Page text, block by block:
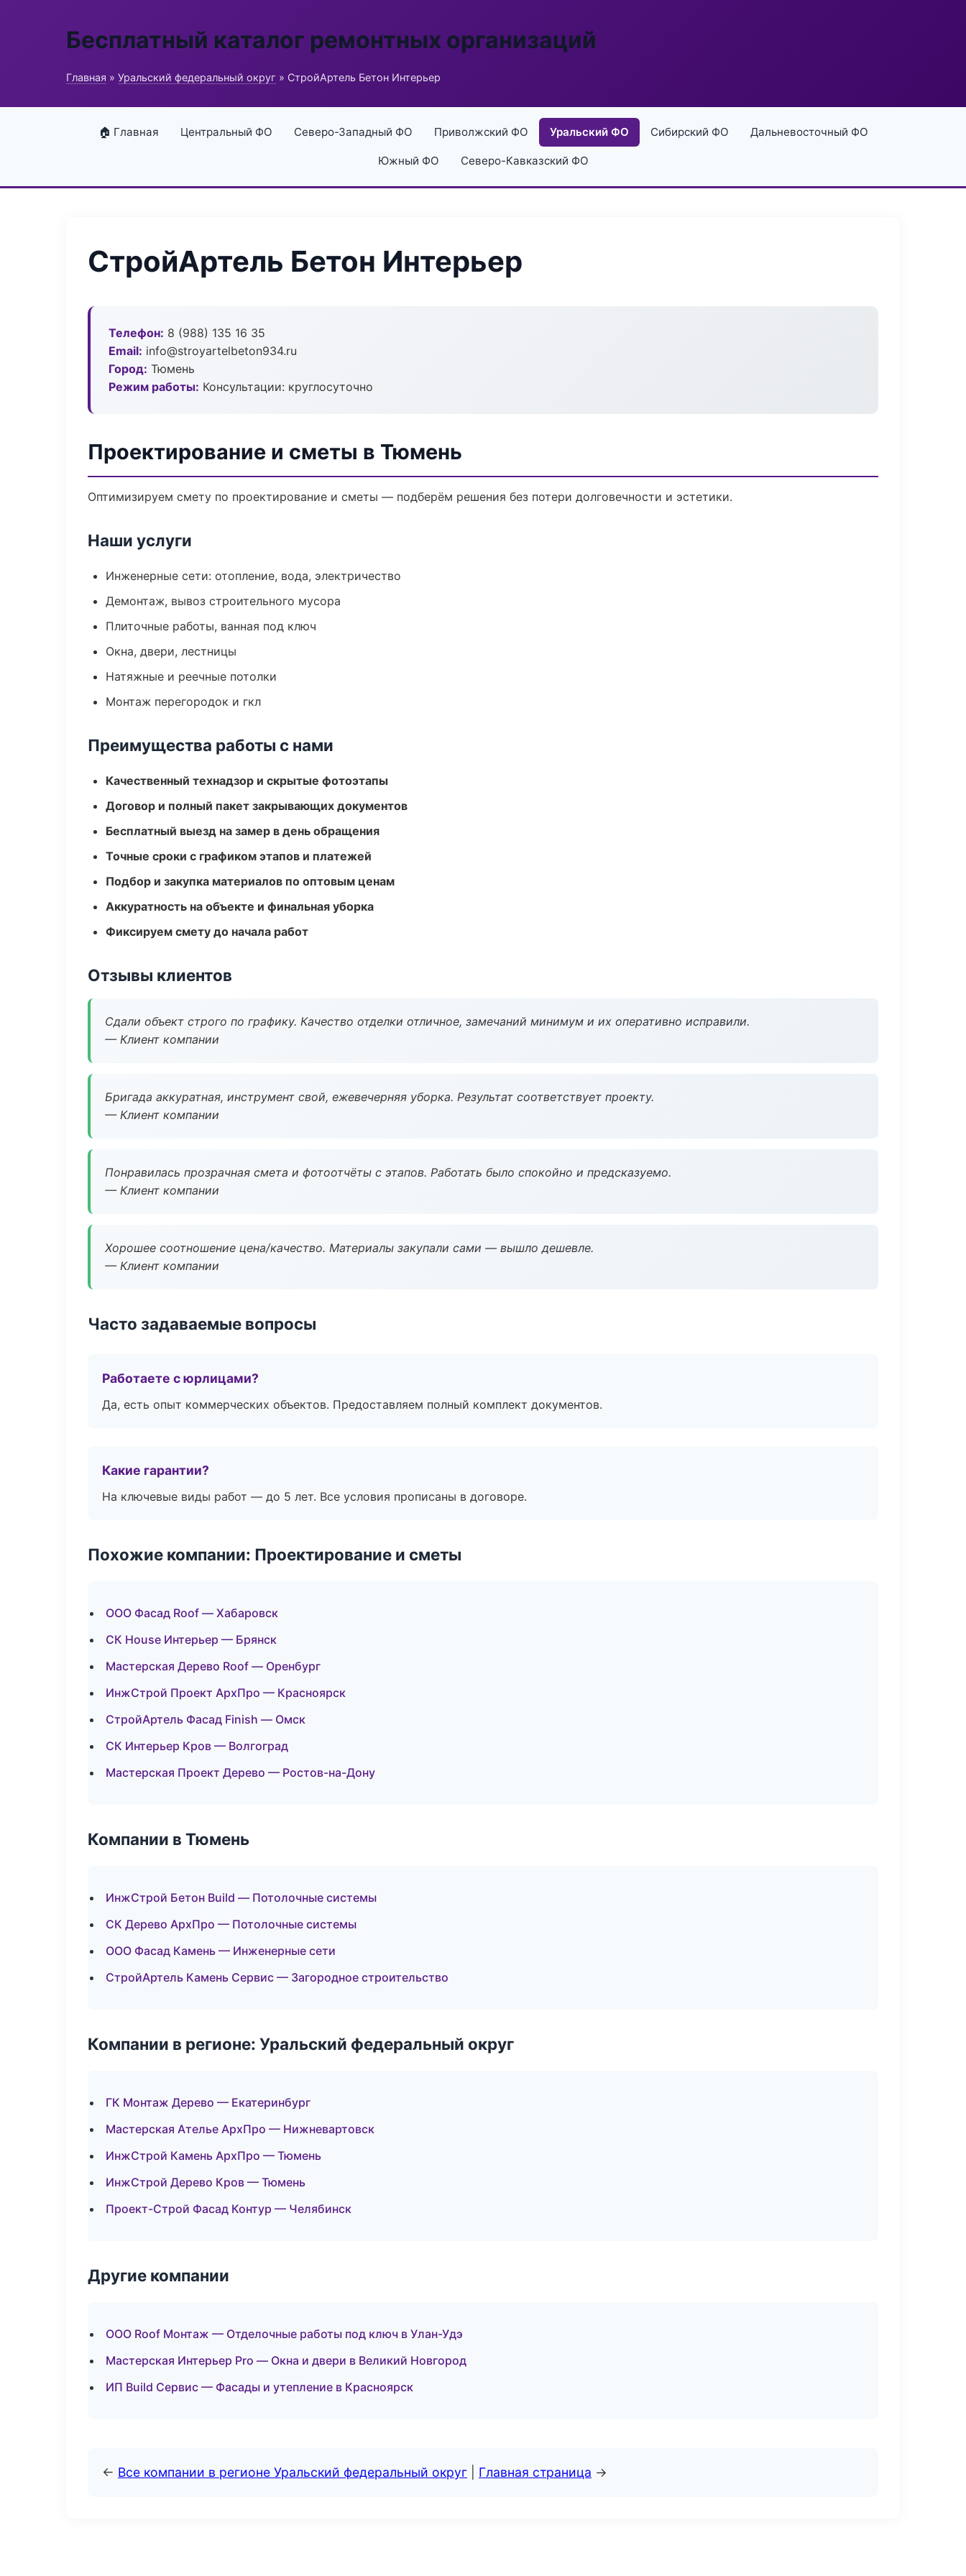
Бесплатный каталог ремонтных организаций
Главная » Уральский федеральный округ » СтройАртель Бетон Интерьер
🏠 Главная Центральный ФО Северо-Западный ФО Приволжский ФО Уральский ФО Сибирский ФО Дальневосточный ФО
Южный ФО Северо-Кавказский ФО
СтройАртель Бетон Интерьер
Телефон: 8 (988) 135 16 35
Email: info@stroyartelbeton934.ru
Город: Тюмень
Режим работы: Консультации: круглосуточно
Проектирование и сметы в Тюмень
Оптимизируем смету по проектирование и сметы — подберём решения без потери долговечности и эстетики.
Наши услуги
Инженерные сети: отопление, вода, электричество
Демонтаж, вывоз строительного мусора
Плиточные работы, ванная под ключ
Окна, двери, лестницы
Натяжные и реечные потолки
Монтаж перегородок и гкл
Преимущества работы с нами
Качественный технадзор и скрытые фотоэтапы
Договор и полный пакет закрывающих документов
Бесплатный выезд на замер в день обращения
Точные сроки с графиком этапов и платежей
Подбор и закупка материалов по оптовым ценам
Аккуратность на объекте и финальная уборка
Фиксируем смету до начала работ
Отзывы клиентов
Сдали объект строго по графику. Качество отделки отличное, замечаний минимум и их оперативно исправили.
— Клиент компании
Бригада аккуратная, инструмент свой, ежевечерняя уборка. Результат соответствует проекту.
— Клиент компании
Понравилась прозрачная смета и фотоотчёты с этапов. Работать было спокойно и предсказуемо.
— Клиент компании
Хорошее соотношение цена/качество. Материалы закупали сами — вышло дешевле.
— Клиент компании
Часто задаваемые вопросы
Работаете с юрлицами?
Да, есть опыт коммерческих объектов. Предоставляем полный комплект документов.
Какие гарантии?
На ключевые виды работ — до 5 лет. Все условия прописаны в договоре.
Похожие компании: Проектирование и сметы
ООО Фасад Roof — Хабаровск
СК House Интерьер — Брянск
Мастерская Дерево Roof — Оренбург
ИнжСтрой Проект АрхПро — Красноярск
СтройАртель Фасад Finish — Омск
СК Интерьер Кров — Волгоград
Мастерская Проект Дерево — Ростов-на-Дону
Компании в Тюмень
ИнжСтрой Бетон Build — Потолочные системы
СК Дерево АрхПро — Потолочные системы
ООО Фасад Камень — Инженерные сети
СтройАртель Камень Сервис — Загородное строительство
Компании в регионе: Уральский федеральный округ
ГК Монтаж Дерево — Екатеринбург
Мастерская Ателье АрхПро — Нижневартовск
ИнжСтрой Камень АрхПро — Тюмень
ИнжСтрой Дерево Кров — Тюмень
Проект-Строй Фасад Контур — Челябинск
Другие компании
ООО Roof Монтаж — Отделочные работы под ключ в Улан-Удэ
Мастерская Интерьер Pro — Окна и двери в Великий Новгород
ИП Build Сервис — Фасады и утепление в Красноярск
← Все компании в регионе Уральский федеральный округ Главная страница →